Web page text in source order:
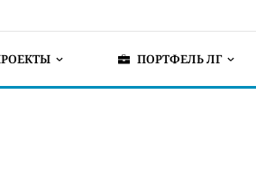
ПОРТФЕЛЬ ЛГ